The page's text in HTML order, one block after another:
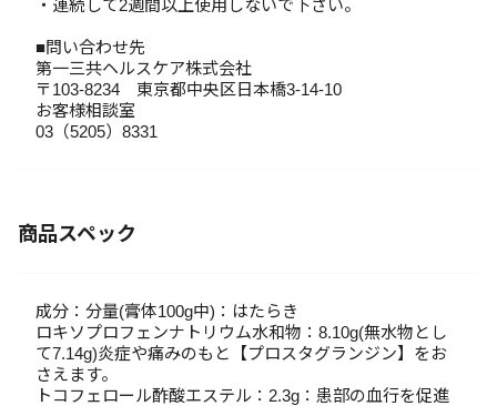
・連続して2週間以上使用しないで下さい。
■問い合わせ先
第一三共ヘルスケア株式会社
〒103-8234 東京都中央区日本橋3-14-10
お客様相談室
03（5205）8331
商品スペック
成分：分量(膏体100g中)：はたらき
ロキソプロフェンナトリウム水和物：8.10g(無水物とし
て7.14g)炎症や痛みのもと【プロスタグランジン】をお
さえます。
トコフェロール酢酸エステル：2.3g：患部の血行を促進